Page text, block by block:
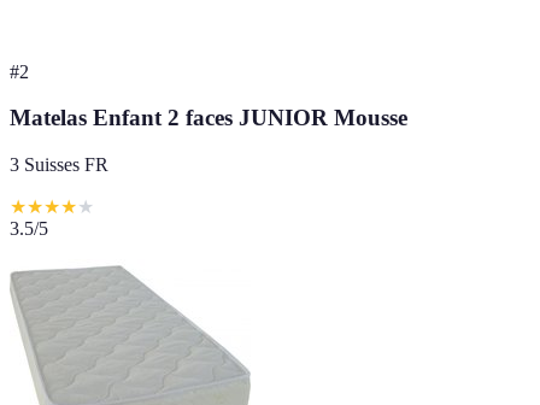
#2
Matelas Enfant 2 faces JUNIOR Mousse
3 Suisses FR
★★★★★
3.5/5